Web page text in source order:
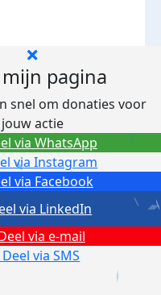
mijn pagina
snel om donaties voor
jouw actie
via Facebook
via Instagram
via e-mail
Deel via SMS
via LinkedIn
via WhatsApp